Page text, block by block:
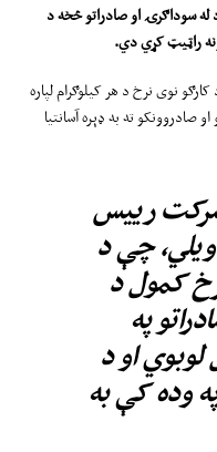
لهسوداګرۍ او صادراتوڅخه د
راټیټکړي دي.
نوی نرخ د هر کیلوګرام لپاره
صادروونکو ته به ډېره آسانتیا
شرکت رییس
چې د
کمول د
په
او د
وده کې به